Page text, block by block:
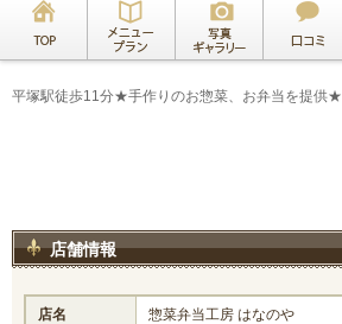
平塚駅徒歩11分★手作りのお惣菜、お弁当を提供★
店舗情報
店名 惣菜弁当工房 はなのや